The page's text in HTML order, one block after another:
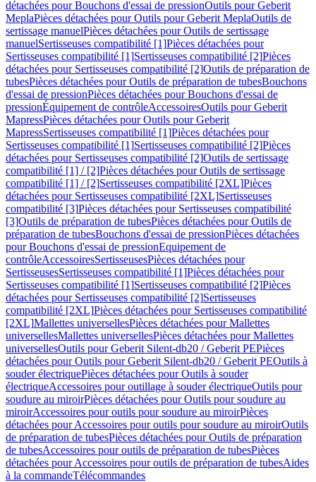
détachées pour Bouchons d'essai de pressionOutils pour Geberit
MeplaPièces détachées pour Outils pour Geberit MeplaOutils de
sertissage manuelPièces détachées pour Outils de sertissage
manuelSertisseuses compatibilité [1]Pièces détachées pour
Sertisseuses compatibilité [1]Sertisseuses compatibilité [2]Pièces
détachées pour Sertisseuses compatibilité [2]Outils de préparation de
tubesPièces détachées pour Outils de préparation de tubesBouchons
d'essai de pressionPièces détachées pour Bouchons d'essai de
pressionÉquipement de contrôleAccessoiresOutils pour Geberit
MapressPièces détachées pour Outils pour Geberit
MapressSertisseuses compatibilité [1]Pièces détachées pour
Sertisseuses compatibilité [1]Sertisseuses compatibilité [2]Pièces
détachées pour Sertisseuses compatibilité [2]Outils de sertissage
compatibilité [1] / [2]Pièces détachées pour Outils de sertissage
compatibilité [1] / [2]Sertisseuses compatibilité [2XL]Pièces
détachées pour Sertisseuses compatibilité [2XL]Sertisseuses
compatibilité [3]Pièces détachées pour Sertisseuses compatibilité
[3]Outils de préparation de tubesPièces détachées pour Outils de
préparation de tubesBouchons d'essai de pressionPièces détachées
pour Bouchons d'essai de pressionEquipement de
contrôleAccessoiresSertisseusesPièces détachées pour
SertisseusesSertisseuses compatibilité [1]Pièces détachées pour
Sertisseuses compatibilité [1]Sertisseuses compatibilité [2]Pièces
détachées pour Sertisseuses compatibilité [2]Sertisseuses
compatibilité [2XL]Pièces détachées pour Sertisseuses compatibilité
[2XL]Mallettes universellesPièces détachées pour Mallettes
universellesMallettes universellesPièces détachées pour Mallettes
universellesOutils pour Geberit Silent-db20 / Geberit PEPièces
détachées pour Outils pour Geberit Silent-db20 / Geberit PEOutils à
souder électriquePièces détachées pour Outils à souder
électriqueAccessoires pour outillage à souder électriqueOutils pour
soudure au miroirPièces détachées pour Outils pour soudure au
miroirAccessoires pour outils pour soudure au miroirPièces
détachées pour Accessoires pour outils pour soudure au miroirOutils
de préparation de tubesPièces détachées pour Outils de préparation
de tubesAccessoires pour outils de préparation de tubesPièces
détachées pour Accessoires pour outils de préparation de tubesAides
à la commandeTélécommandes